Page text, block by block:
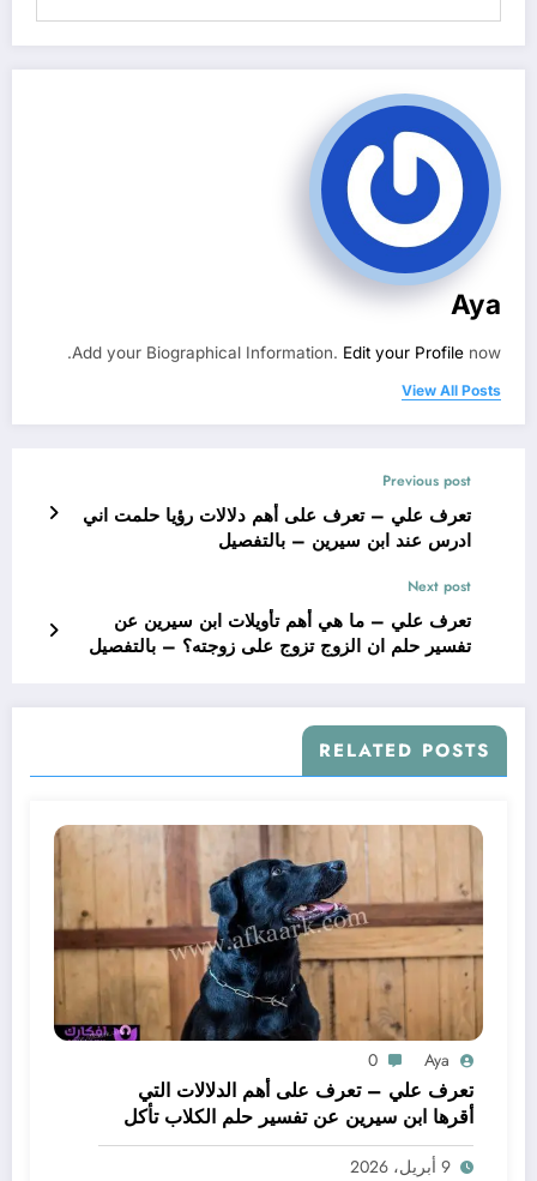
Aya
Add your Biographical Information. Edit your Profile now.
View All Posts
Previous post
تعرف علي – تعرف على أهم دلالات رؤيا حلمت اني
ادرس عند ابن سيرين – بالتفصيل
Next post
تعرف علي – ما هي أهم تأويلات ابن سيرين عن
تفسير حلم ان الزوج تزوج على زوجته؟ – بالتفصيل
RELATED POSTS
Aya
0
تعرف علي – تعرف على أهم الدلالات التي
أقرها ابن سيرين عن تفسير حلم الكلاب تأكل
لحم – بالتفصيل
9 أبريل، 2026